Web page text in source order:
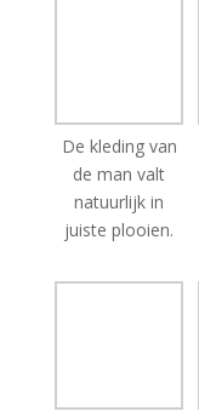
de man valt
natuurlijk in
juiste plooien.
de haan zijn